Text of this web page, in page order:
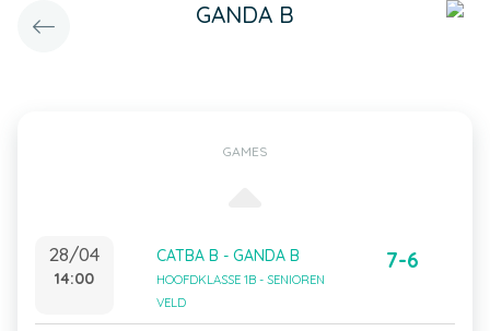
GANDA B
GAMES
28/04
14:00
CATBA B - GANDA B
HOOFDKLASSE 1B - SENIOREN
VELD
7-6